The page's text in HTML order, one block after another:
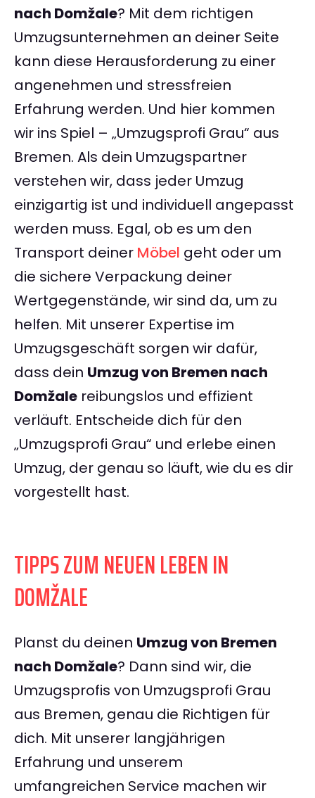
nach Domžale? Mit dem richtigen
Umzugsunternehmen an deiner Seite
kann diese Herausforderung zu einer
angenehmen und stressfreien
Erfahrung werden. Und hier kommen
wir ins Spiel – „Umzugsprofi Grau“ aus
Bremen. Als dein Umzugspartner
verstehen wir, dass jeder Umzug
einzigartig ist und individuell angepasst
werden muss. Egal, ob es um den
Transport deiner Möbel geht oder um
die sichere Verpackung deiner
Wertgegenstände, wir sind da, um zu
helfen. Mit unserer Expertise im
Umzugsgeschäft sorgen wir dafür,
dass dein Umzug von Bremen nach
Domžale reibungslos und effizient
verläuft. Entscheide dich für den
„Umzugsprofi Grau“ und erlebe einen
Umzug, der genau so läuft, wie du es dir
vorgestellt hast.
TIPPS ZUM NEUEN LEBEN IN
DOMŽALE
Planst du deinen Umzug von Bremen
nach Domžale? Dann sind wir, die
Umzugsprofis von Umzugsprofi Grau
aus Bremen, genau die Richtigen für
dich. Mit unserer langjährigen
Erfahrung und unserem
umfangreichen Service machen wir